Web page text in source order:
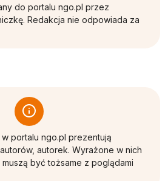
do portalu ngo.pl przez
Redakcja nie odpowiada za
portalu ngo.pl prezentują
autorek. Wyrażone w nich
być tożsame z poglądami